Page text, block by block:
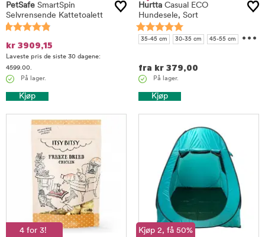
PetSafe SmartSpin
Selvrensende Kattetoalett
kr 3909,15
Laveste pris de siste 30 dagene:
4599.00.
På lager.
Kjøp
Hurtta Casual ECO
Hundesele, Sort
35-45 cm 30-35 cm
45-55 cm
...
fra kr 379,00
På lager.
Kjøp
4 for 3! Kjøp 2, få 50%